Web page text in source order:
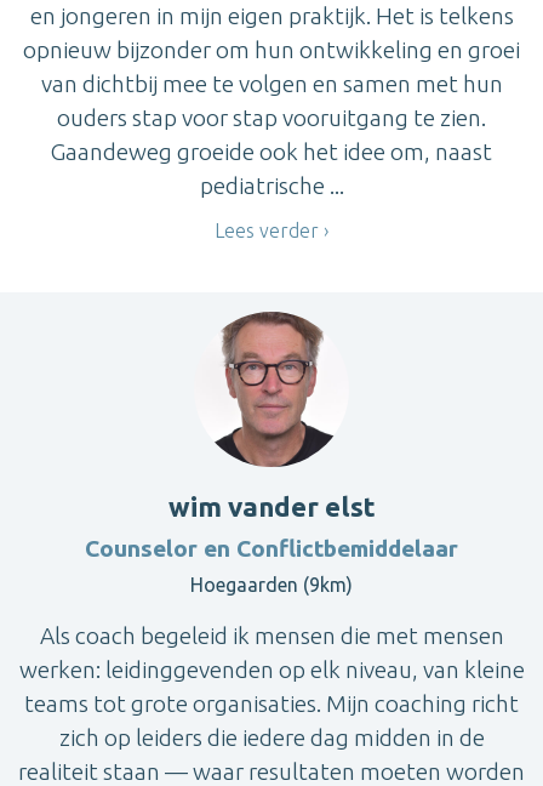
en jongeren in mijn eigen praktijk. Het is telkens
opnieuw bijzonder om hun ontwikkeling en groei
van dichtbij mee te volgen en samen met hun
ouders stap voor stap vooruitgang te zien.
Gaandeweg groeide ook het idee om, naast
pediatrische ...
Lees verder
wim vander elst
Counselor en Conflictbemiddelaar
Hoegaarden (9km)
Als coach begeleid ik mensen die met mensen
werken: leidinggevenden op elk niveau, van kleine
teams tot grote organisaties. Mijn coaching richt
zich op leiders die iedere dag midden in de
realiteit staan — waar resultaten moeten worden